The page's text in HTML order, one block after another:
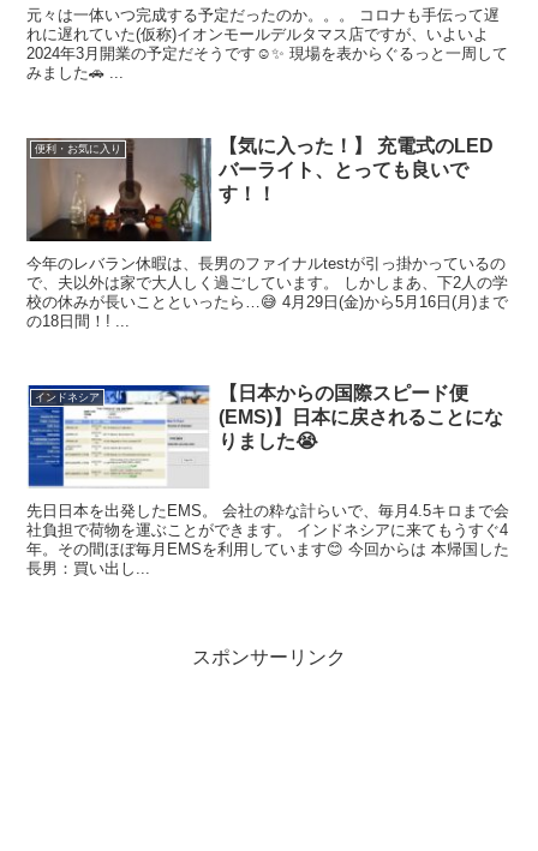
元々は一体いつ完成する予定だったのか。。。 コロナも手伝って遅
れに遅れていた(仮称)イオンモールデルタマス店ですが、いよいよ
2024年3月開業の予定だそうです☺️✨ 現場を表からぐるっと一周して
みました🚗 ...
便利・お気に入り
【気に入った！】 充電式のLED
バーライト、とっても良いで
す！！
今年のレバラン休暇は、長男のファイナルtestが引っ掛かっているの
で、夫以外は家で大人しく過ごしています。 しかしまあ、下2人の学
校の休みが長いことといったら…😅 4月29日(金)から5月16日(月)まで
の18日間！! ...
インドネシア
【日本からの国際スピード便
(EMS)】日本に戻されることにな
りました😭
先日日本を出発したEMS。 会社の粋な計らいで、毎月4.5キロまで会
社負担で荷物を運ぶことができます。 インドネシアに来てもうすぐ4
年。その間ほぼ毎月EMSを利用しています😊 今回からは 本帰国した
長男：買い出し...
スポンサーリンク